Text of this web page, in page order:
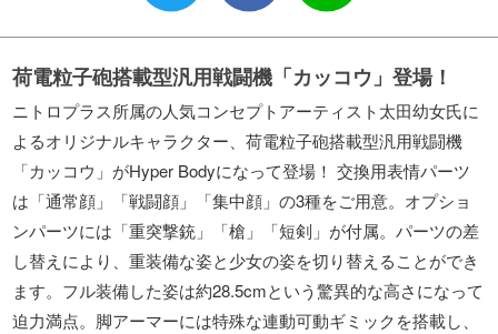
荷電粒子砲搭載型汎用戦闘機「カッコウ」登場！
ニトロプラス所属の人気コンセプトアーティスト太田幼女氏に
よるオリジナルキャラクター、荷電粒子砲搭載型汎用戦闘機
「カッコウ」がHyper Bodyになって登場！ 交換用表情パーツ
は「通常顔」「戦闘顔」「集中顔」の3種をご用意。オプショ
ンパーツには「重突撃銃」「槍」「短剣」が付属。パーツの差
し替えにより、重装備な姿と少女の姿を切り替えることができ
ます。フル装備した姿は約28.5cmという驚異的な高さになって
迫力満点。脚アーマーには特殊な連動可動ギミックを搭載し、